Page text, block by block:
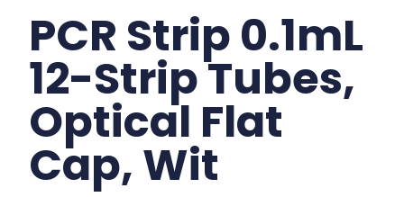
PCR Strip 0.1mL
12-Strip Tubes,
Optical Flat
Cap, Wit